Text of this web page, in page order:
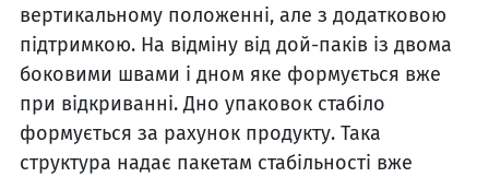
вертикальному положенні, але з додатковою
підтримкою. На відміну від дой-паків із двома
боковими швами і дном яке формується вже
при відкриванні. Дно упаковок стабіло
формується за рахунок продукту. Така
структура надає пакетам стабільності вже